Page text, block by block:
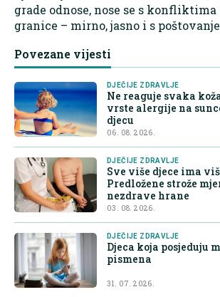
grade odnose, nose se s
granice – mirno, jasno i s
Povezane vijesti
DJEČIJE ZDRAVLJE
Ne reaguje svaka
vrste alergije na
djecu
06. 08. 2026.
DJEČIJE ZDRAVLJE
Sve više djece ima
Predložene strože
nezdrave hrane
03. 08. 2026.
DJEČIJE ZDRAVLJE
Djeca koja posjeduju
pismena
31. 07. 2026.